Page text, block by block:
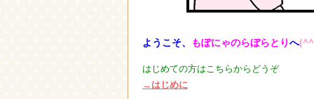
ようこそ、 もぽにゃのらぼらとりへ
はじめての方はこちらからどうぞ
→はじめに